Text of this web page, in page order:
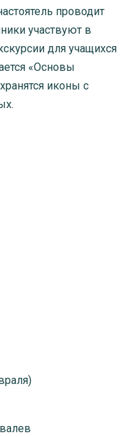
проводит
участвуют в
для учащихся
«Основы
иконы с